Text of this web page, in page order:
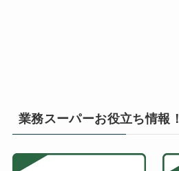
業務スーパーお役立ち情報！